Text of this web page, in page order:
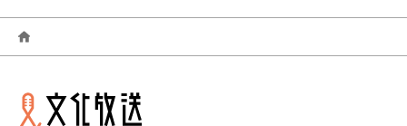
2024年03月
2024年02月
2024年01月